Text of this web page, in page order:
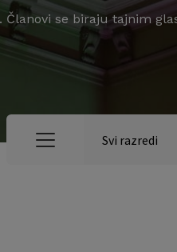
se biraju tajnim